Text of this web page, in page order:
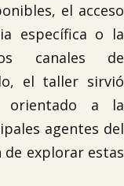
el acceso
específica o la
canales de
el taller sirvió
orientado a la
agentes del
explorar estas